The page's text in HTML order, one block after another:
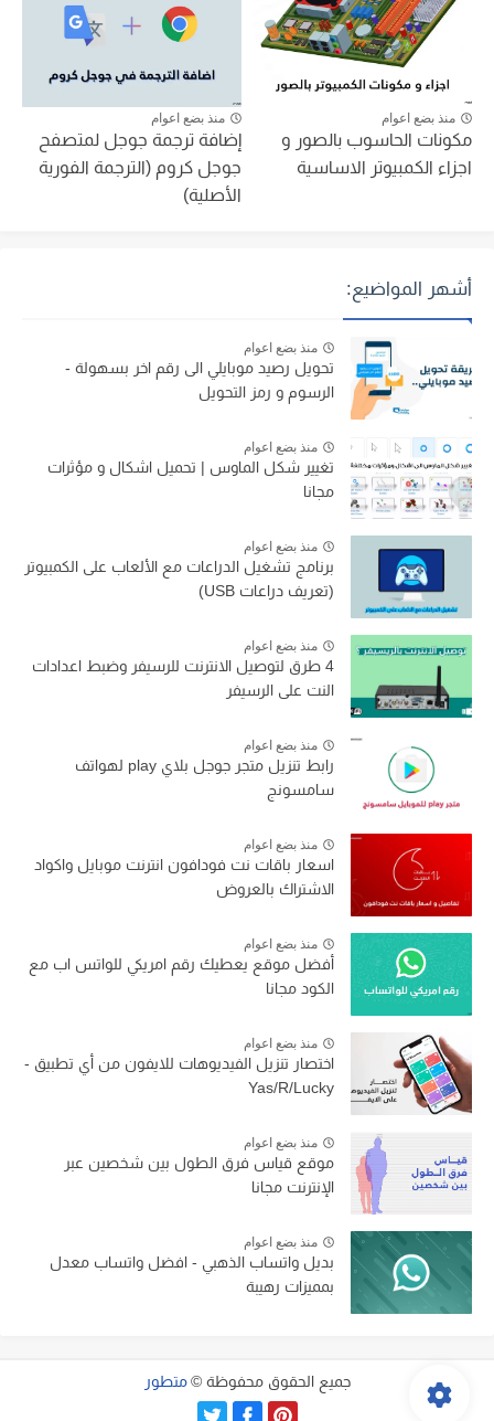
منذ بضع اعوام
مكونات الحاسوب بالصور و
اجزاء الكمبيوتر الاساسية
منذ بضع اعوام
إضافة ترجمة جوجل لمتصفح
جوجل كروم (الترجمة الفورية
الأصلية)
أشهر المواضيع:
منذ بضع اعوام
تحويل رصيد موبايلي الى رقم اخر بسهولة -
الرسوم و رمز التحويل
منذ بضع اعوام
تغيير شكل الماوس | تحميل اشكال و مؤثرات
مجانا
منذ بضع اعوام
برنامج تشغيل الدراعات مع الألعاب على الكمبيوتر
(تعريف دراعات USB)
منذ بضع اعوام
4 طرق لتوصيل الانترنت للرسيفر وضبط اعدادات
النت على الرسيفر
منذ بضع اعوام
رابط تنزيل متجر جوجل بلاي play لهواتف
سامسونج
منذ بضع اعوام
اسعار باقات نت فودافون انترنت موبايل واكواد
الاشتراك بالعروض
منذ بضع اعوام
أفضل موقع يعطيك رقم امريكي للواتس اب مع
الكود مجانا
منذ بضع اعوام
اختصار تنزيل الفيديوهات للايفون من أي تطبيق -
Yas/R/Lucky
منذ بضع اعوام
موقع قياس فرق الطول بين شخصين عبر
الإنترنت مجانا
منذ بضع اعوام
بديل واتساب الذهبي - افضل واتساب معدل
بمميزات رهيبة
جميع الحقوق محفوظة © متطور